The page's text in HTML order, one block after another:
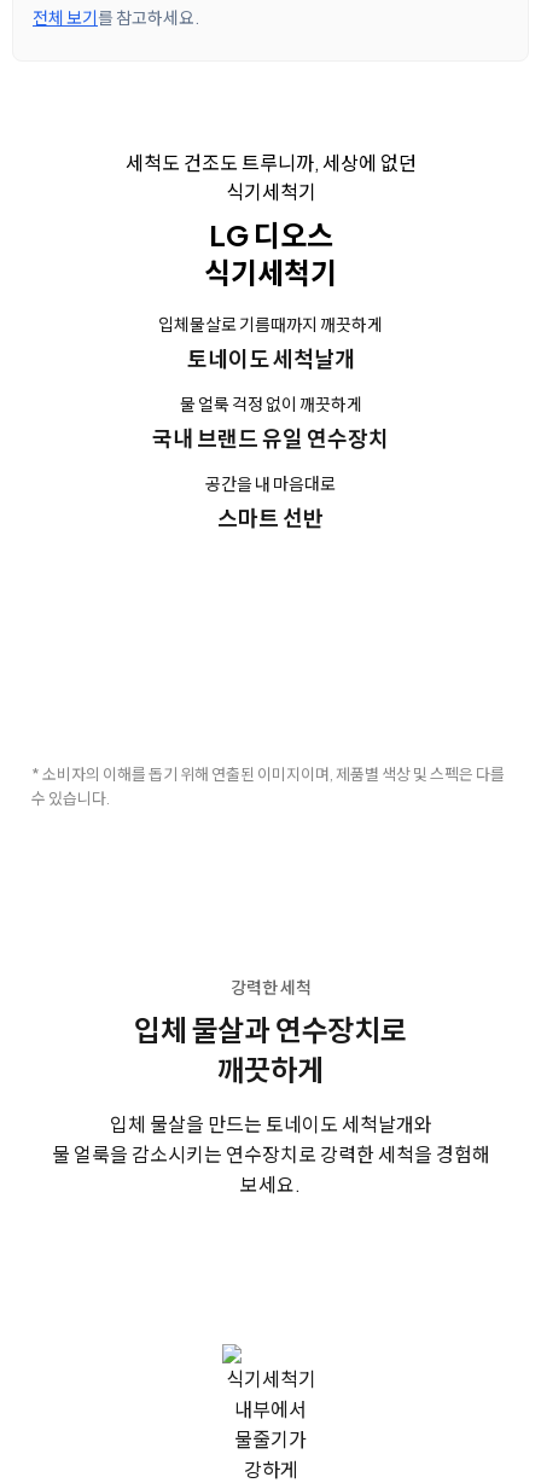
전체 보기를 참고하세요.
세척도 건조도 트루니까, 세상에 없던
식기세척기
LG 디오스
식기세척기
입체물살로 기름때까지 깨끗하게
토네이도 세척날개
물 얼룩 걱정 없이 깨끗하게
국내 브랜드 유일 연수장치
공간을 내 마음대로
스마트 선반
* 소비자의 이해를 돕기 위해 연출된 이미지이며, 제품별 색상 및 스펙은 다를
수 있습니다.
강력한 세척
입체 물살과 연수장치로
깨끗하게
입체 물살을 만드는 토네이도 세척날개와
물 얼룩을 감소시키는 연수장치로 강력한 세척을 경험해
보세요.